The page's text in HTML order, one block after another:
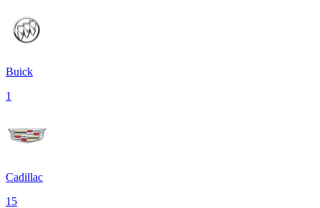
Buick
1
Cadillac
15